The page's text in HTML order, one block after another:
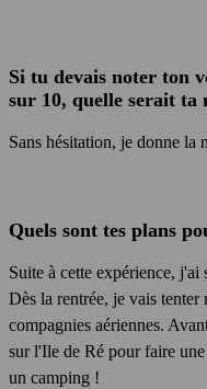
Si tu devais noter ton
sur 10, quelle serait ta
Sans hésitation, je donne la
Quels sont tes plans
Suite à cette expérience,
Dès la rentrée, je vais tenter
compagnies aériennes.
sur l'Ile de Ré pour faire
un camping !